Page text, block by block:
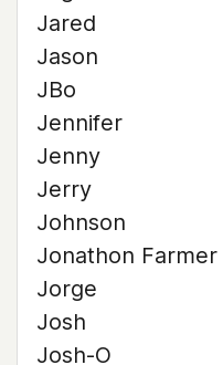
Jared
Jason
JBo
Jennifer
Jenny
Jerry
Johnson
Jonathon Farmer
Jorge
Josh
Josh-O